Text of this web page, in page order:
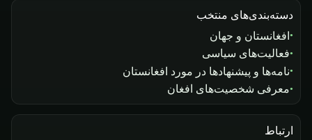
دسته‌بندی‌های منتخب
افغانستان و جهان
فعالیت‌های سیاسی
نامه‌ها و پیشنهادها در مورد افغانستان
معرفی شخصیت‌های افغان
ارتباط